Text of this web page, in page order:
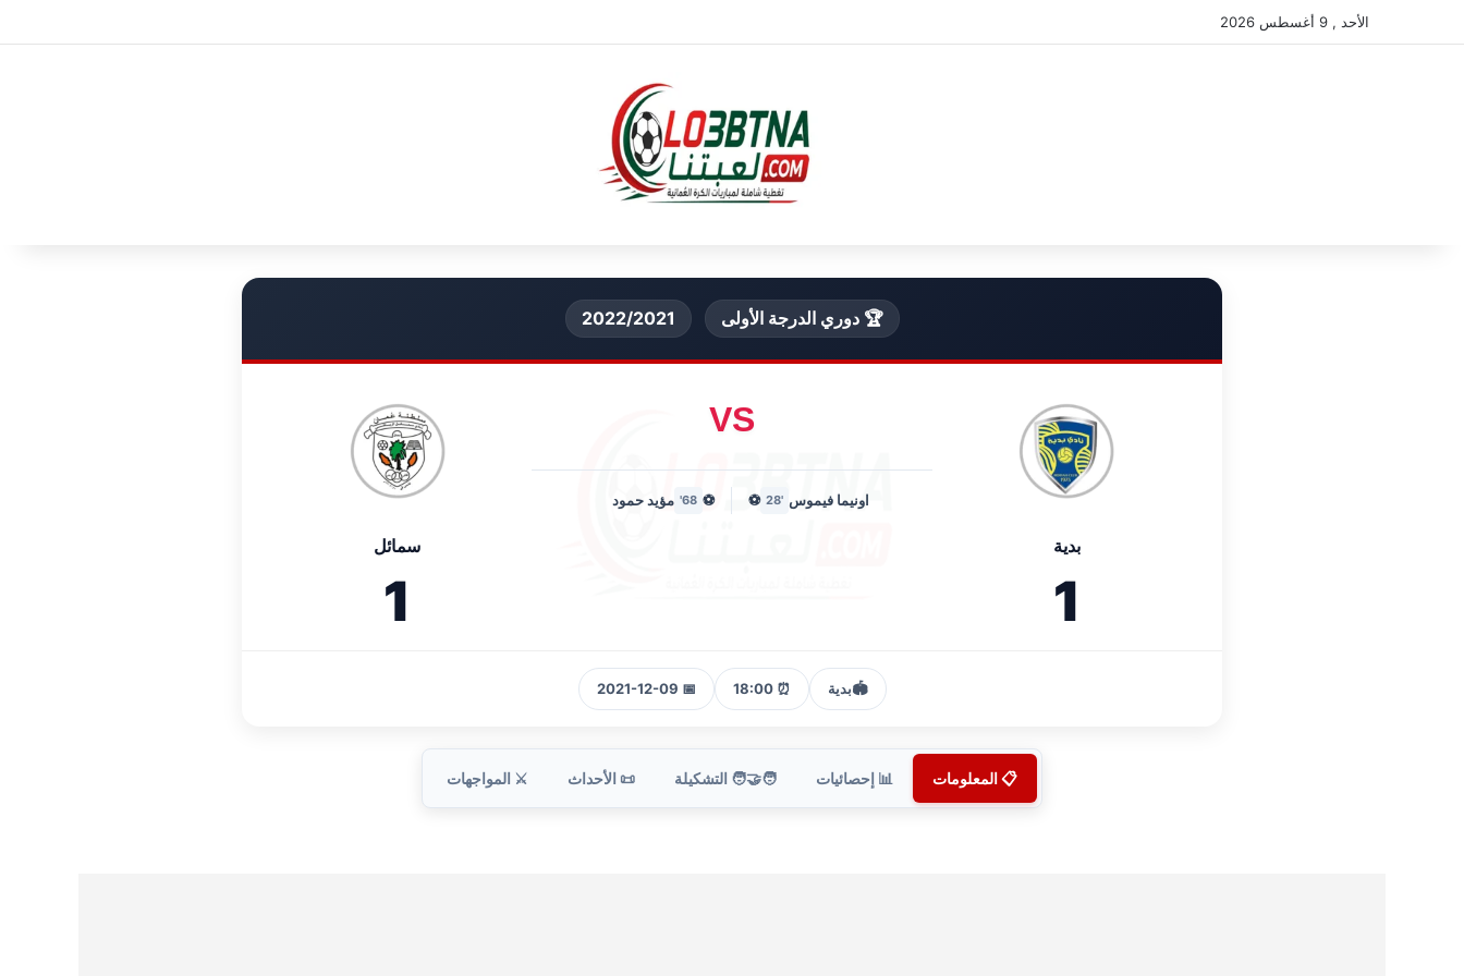
الأحد , 9 أغسطس 2026
🏆 دوري الدرجة الأولى 2022/2021
بدية
1
VS
اونيما فيموس '28
⚽
⚽
68' مؤيد حمود
سمائل
1
🏟️بدية ⏰ 18:00
📅 2021-12-09
📋 المعلومات 📊 إحصائيات 🧑‍🤝‍🧑 التشكيلة 📜 الأحداث ⚔️ المواجهات